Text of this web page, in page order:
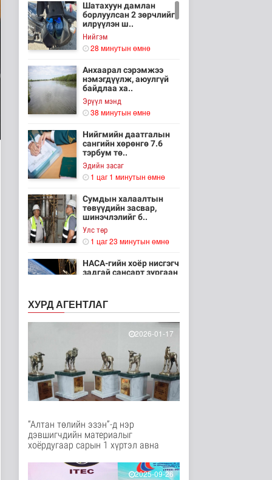
Шатахуун дамлан
борлуулсан 2 зөрчлийг
илрүүлэн ш..
Нийгэм
28 минутын өмнө
Анхаарал сэрэмжээ
нэмэгдүүлж, аюулгүй
байдлаа ха..
Эрүүл мэнд
38 минутын өмнө
Нийгмийн даатгалын
сангийн хөрөнгө 7.6
тэрбум тө..
Эдийн засаг
1 цаг 1 минутын өмнө
Сумдын халаалтын
төвүүдийн засвар,
шинэчлэлийг б..
Улс төр
1 цаг 23 минутын өмнө
НАСА-гийн хоёр нисгэгч
задгай сансарт зургаан
2 цаг 38 минутын өмнө
хамгаалахын тулд
Канадын иргэд мод бэ..
Дэлхийд
2 цаг 45 минутын өмнө
ЦАГ АГААР:
Улаанбаатарт шөнөдөө
Байгаль орчин
2 цаг 5 минутын өмнө
зөрчлийг E-Mongolia
системээр да..
ХУРД АГЕНТЛАГ
2026-01-17
“Алтан төлийн эзэн”-д нэр
дэвшигчдийн материалыг
хоёрдугаар сарын 1 хүртэл авна
2025-09-26